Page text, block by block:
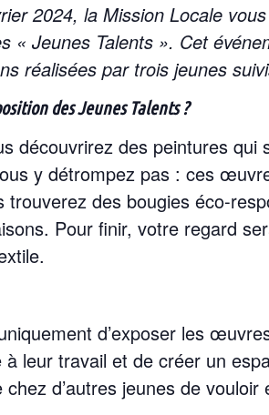
2024, la Mission Locale
« Jeunes Talents ». Cet
réalisées par trois jeunes
des Jeunes Talents ?
découvrirez des peintures qui
y détrompez pas : ces
trouverez des bougies éco-
Pour finir, votre regard
d’exposer les
leur travail et de créer un
d’autres jeunes de